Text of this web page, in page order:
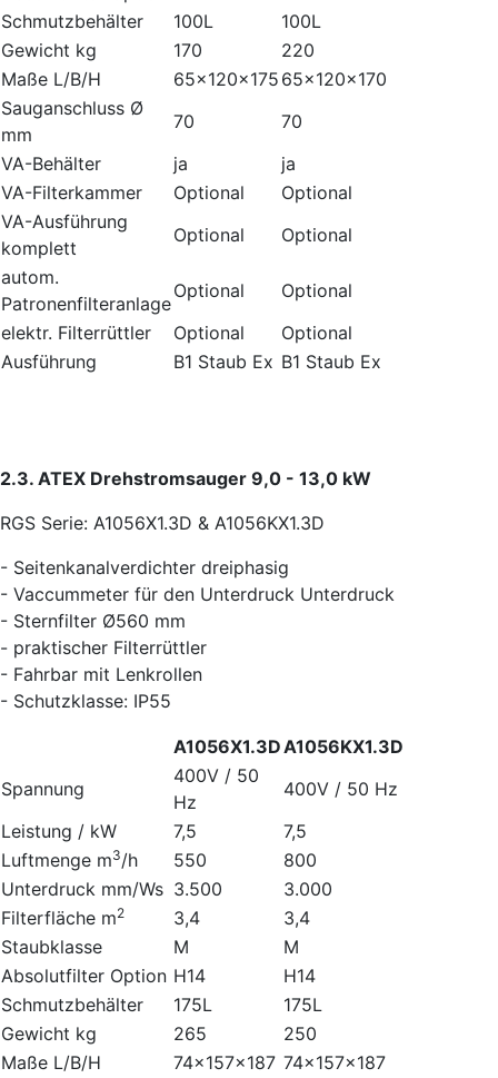
Schmutzbehälter
100L
100L
Gewicht kg
170
220
Maße L/B/H
65x120x175 65x120x170
Sauganschluss Ø
mm
70
70
VA-Behälter
ja
ja
VA-Filterkammer
Optional
Optional
VA-Ausführung
komplett
Optional
Optional
autom.
Patronenfilteranlage
Optional
Optional
elektr. Filterrüttler
Optional
Optional
Ausführung
B1 Staub Ex B1 Staub Ex
2.3. ATEX Drehstromsauger 9,0 - 13,0 kW
RGS Serie: A1056X1.3D & A1056KX1.3D
- Seitenkanalverdichter dreiphasig
- Vaccummeter für den Unterdruck Unterdruck
- Sternfilter Ø560 mm
- praktischer Filterrüttler
- Fahrbar mit Lenkrollen
- Schutzklasse: IP55
A1056X1.3DA1056KX1.3D
Spannung
400V / 50
Hz
400V / 50 Hz
Leistung / kW
7,5
7,5
Luftmenge m3/h 550
800
Unterdruck mm/Ws 3.500
3.000
Filterfläche m2 3,4
3,4
Staubklasse
M
M
Absolutfilter Option H14
H14
Schmutzbehälter
175L
175L
Gewicht kg
265
250
Maße L/B/H
74x157x187 74x157x187